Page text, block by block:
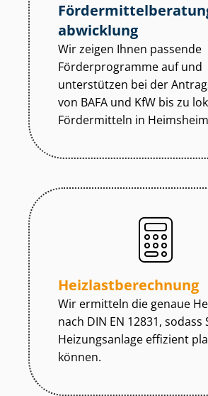
abwicklung
Wir zeigen Ihnen passende
Förderprogramme auf und
unterstützen bei der
von BAFA und KfW bis zu
Fördermitteln in
Heiz­last­be­rech­nung
Wir ermitteln die genaue
nach DIN EN 12831, sodass
Heizungsanlage effizient
können.